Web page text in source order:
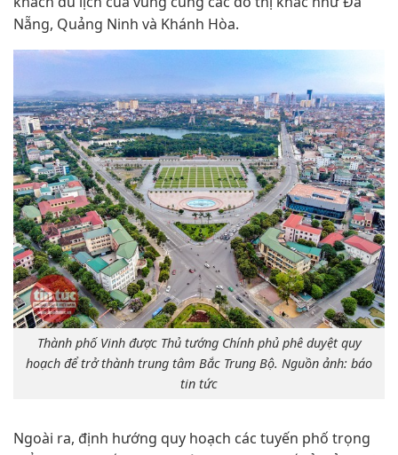
Nẵng, Quảng Ninh và Khánh Hòa.
Thành phố Vinh được Thủ tướng Chính phủ phê duyệt quy
hoạch để trở thành trung tâm Bắc Trung Bộ. Nguồn ảnh: báo
tin tức
Ngoài ra, định hướng quy hoạch các tuyến phố trọng